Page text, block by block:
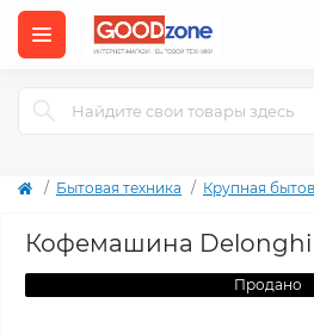
Бытовая техника Крупная
Кофемашина Delonghi
Продано